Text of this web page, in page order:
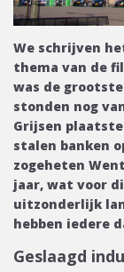
We schrijven
thema van de
was de
stonden nog
Grijsen
stalen banken
zogeheten
jaar, wat voor
uitzonderlijk
hebben iedere
Geslaagd